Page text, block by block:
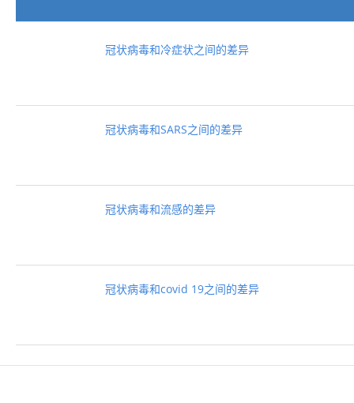
冠状病毒和冷症状之间的差异
冠状病毒和SARS之间的差异
冠状病毒和流感的差异
冠状病毒和covid 19之间的差异